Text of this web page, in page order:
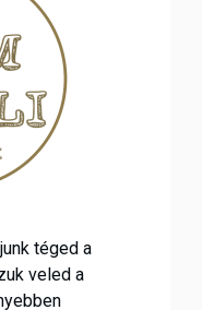
téged a
veled a